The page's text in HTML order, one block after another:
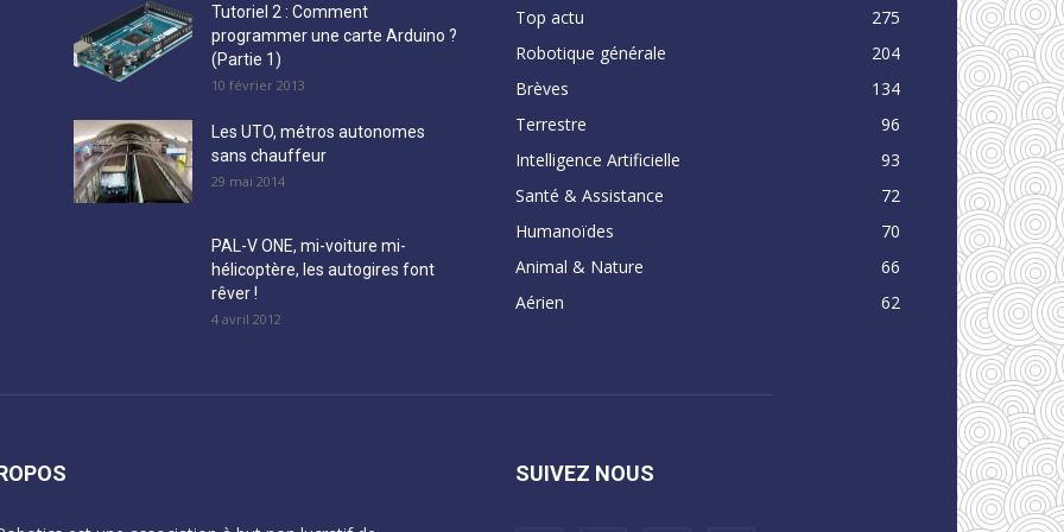
Tutoriel 2 : Comment
programmer une carte Arduino ?
(Partie 1)
10 février 2013
Les UTO, métros autonomes
sans chauffeur
29 mai 2014
PAL-V ONE, mi-voiture mi-
hélicoptère, les autogires font
rêver !
4 avril 2012
Top actu
275
Robotique générale
204
Brèves
134
Terrestre
96
Intelligence Artificielle
93
Santé & Assistance
72
Humanoïdes
70
Animal & Nature
66
Aérien
62
SUIVEZ NOUS